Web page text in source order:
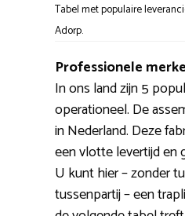
Tabel met populaire
Adorp.
Professionele
In ons land zijn 5
operationeel. De
in Nederland. Deze
een vlotte levertijd en
U kunt hier – zonder
tussenpartij – een